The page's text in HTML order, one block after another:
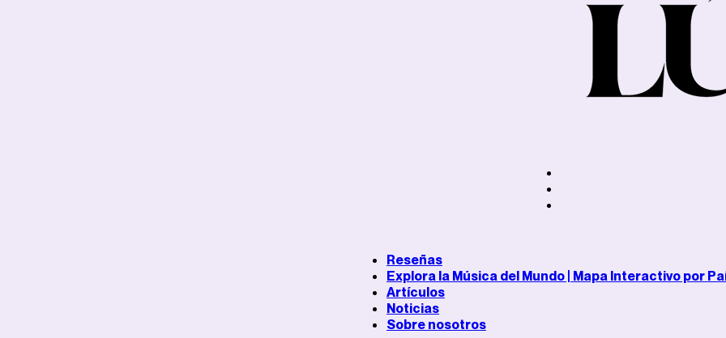
Reseñas
Explora la Música del Mundo | Mapa Interactivo por
Artículos
Noticias
Sobre nosotros